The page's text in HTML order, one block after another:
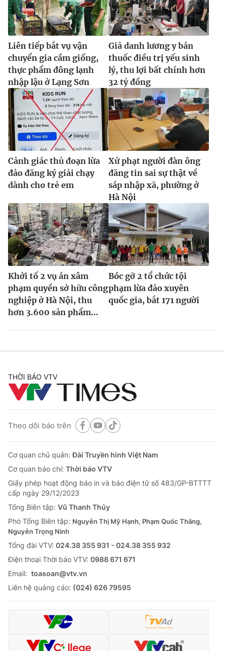
Liên tiếp bắt vụ vận
chuyển gia cầm giống,
thực phẩm đông lạnh
nhập lậu ở Lạng Sơn
Giả danh lương y bán
thuốc điều trị yếu sinh
lý, thu lợi bất chính hơn
32 tỷ đồng
Cảnh giác thủ đoạn lừa
đảo đăng ký giải chạy
dành cho trẻ em
Xử phạt người đàn ông
đăng tin sai sự thật về
sáp nhập xã, phường ở
Hà Nội
Khởi tố 2 vụ án xâm
phạm quyền sở hữu công
nghiệp ở Hà Nội, thu
hơn 3.600 sản phẩm...
Bóc gỡ 2 tổ chức tội
phạm lừa đảo xuyên
quốc gia, bắt 171 người
THỜI BÁO VTV
Theo dõi báo trên
Cơ quan chủ quản:Đài Truyền hình Việt Nam
Cơ quan báo chí: Thời báo VTV
Giấy phép hoạt động báo in và báo điện tử số 483/GP-BTTTT
cấp ngày 29/12/2023
Tổng Biên tập: Vũ Thanh Thủy
Phó Tổng Biên tập: Nguyễn Thị Mỹ Hạnh, Phạm Quốc Thắng,
Nguyễn Trọng Ninh
Tổng đài VTV: 024.38 355 931 - 024.38 355 932
Ðiện thoại Thời báo VTV: 0988 671 671
Email: toasoan@vtv.vn
Liên hệ quảng cáo: (024) 626 79595